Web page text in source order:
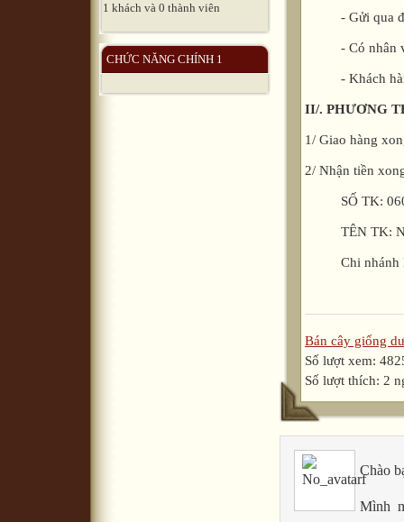
1 khách và 0 thành viên
CHỨC NĂNG CHÍNH 1
- Gửi qua
- Có nhân
- Khách hàng
II/. PHƯƠNG
1/ Giao hàng
2/ Nhận tiền
SỐ TK:
TÊN TK:
Chi nhánh
Bán cây giống
Số lượt xem:
Số lượt thích: 2
Chào
Mình